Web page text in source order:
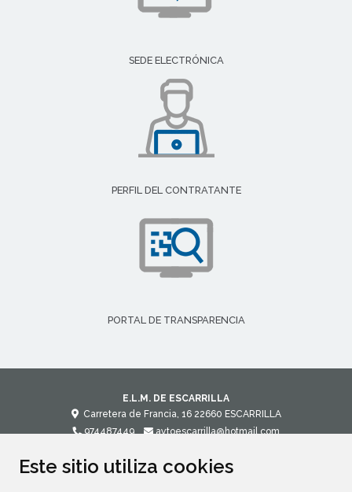
Este sitio utiliza cookies
SEDE ELECTRÓNICA
PERFIL DEL CONTRATANTE
PORTAL DE TRANSPARENCIA
E.L.M. DE ESCARRILLA
Carretera de Francia, 16 22660 ESCARRILLA
974487449
aytoescarrilla@hotmail.com